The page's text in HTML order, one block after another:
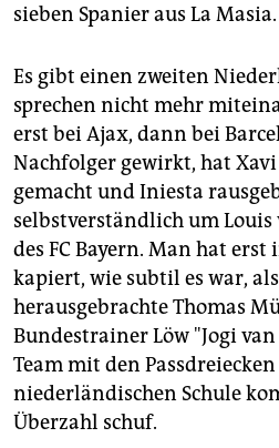
sieben Spanier aus La Masia.
Es gibt einen zweiten
sprechen nicht mehr
erst bei Ajax, dann bei
Nachfolger gewirkt, hat
gemacht und Iniesta
selbstverständlich um Louis
des FC Bayern. Man hat erst
kapiert, wie subtil es war,
herausgebrachte Thomas
Bundestrainer Löw "Jogi
Team mit den
niederländischen Schule
Überzahl schuf.